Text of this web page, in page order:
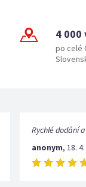
4
po celé
Rychlé dodání
anonym, 18.